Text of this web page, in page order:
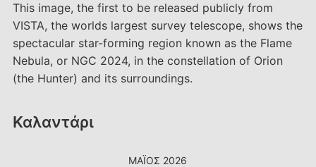
This image, the first to be released publicly from
VISTA, the worlds largest survey telescope, shows the
spectacular star-forming region known as the Flame
Nebula, or NGC 2024, in the constellation of Orion
(the Hunter) and its surroundings.
Καλαντάρι
ΜΆΙΟΣ 2026